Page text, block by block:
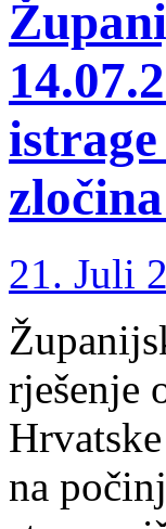
21. Juli
rješenje
na